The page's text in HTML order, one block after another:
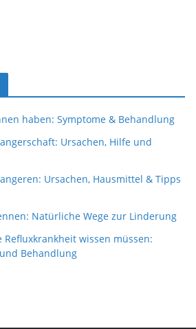
haben: Symptome & Behandlung
Ursachen, Hilfe und
Ursachen, Hausmittel & Tipps
Natürliche Wege zur Linderung
Refluxkrankheit wissen müssen:
Behandlung